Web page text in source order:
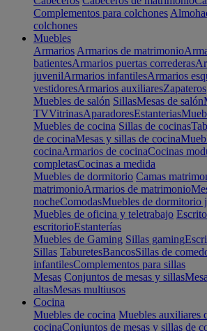
Complementos para colchones
colchones
Muebles
Armarios Armarios de matrimonio
batientesArmarios puertas correderas
juvenilArmarios infantilesArmarios
vestidoresArmarios auxiliaresZapateros
Muebles de salón SillasMesas de salón
TVVitrinasAparadoresEstanterias
Muebles de cocina Sillas de cocinas
de cocinaMesas y sillas de cocina
cocinaArmarios de cocinaCocinas
completasCocinas a medida
Muebles de dormitorio Camas
matrimonioArmarios de matrimonio
nocheComodasMuebles de dormitorio
Muebles de oficina y teletrabajo
escritorioEstanterías
Muebles de Gaming Sillas gaming
Sillas TaburetesBancosSillas de
infantilesComplementos para sillas
Mesas Conjuntos de mesas y sillas
altasMesas multiusos
Cocina
Muebles de cocina Muebles auxiliares
cocinaConjuntos de mesas y sillas de